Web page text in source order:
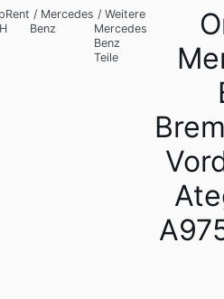
/ Mercedes
Benz
/ Weitere
Mercedes
Benz
Teile